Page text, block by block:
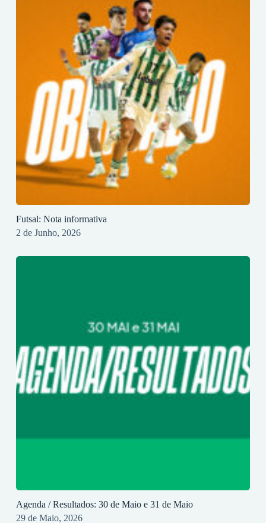
Futsal: Nota informativa
2 de Junho, 2026
Agenda / Resultados: 30 de Maio e 31 de Maio
29 de Maio, 2026